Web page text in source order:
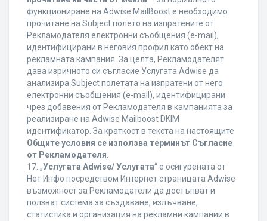
функциониране на Adwise MailBoost е необходимо
прочитане на Subject полето на изпратените от
Рекламодателя електронни съобщения (e-mail),
идентифицирани в неговия профил като обект на
рекламната кампания. За целта, Рекламодателят
дава изричното си съгласие Услугата Adwise да
анализира Subject полетата на изпратени от него
електронни съобщения (e-mail), идентифицирани
чрез добавения от Рекламодателя в кампанията за
реализиране на Adwise Mailboost DKIM
идентификатор. За краткост в текста на настоящите
Общите условия се използва терминът Съгласие
от Рекламодателя
17. „Услугата Adwise/ Услугата“ е осигурената от
Нет Инфо посредством Интернет страницата Adwise
възможност за Рекламодатели да достъпват и
ползват система за създаване, излъчване,
статистика и организация на рекламни кампании в